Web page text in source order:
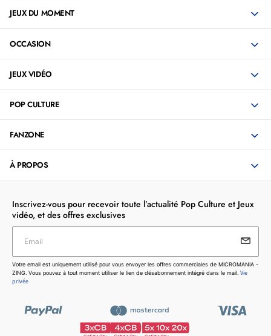
JEUX DU MOMENT
OCCASION
JEUX VIDÉO
POP CULTURE
FANZONE
À PROPOS
Inscrivez-vous pour recevoir toute l’actualité Pop Culture et Jeux
vidéo, et des offres exclusives
Votre email est uniquement utilisé pour vous envoyer les
offres commerciales de MICROMANIA - ZING. Vous pouvez
à tout moment utiliser le lien de désabonnement intégré dans
Email
Votre email est uniquement utilisé pour vous envoyer les offres commerciales de MICROMANIA -
ZING. Vous pouvez à tout moment utiliser le lien de désabonnement intégré dans le mail. Vie
privée